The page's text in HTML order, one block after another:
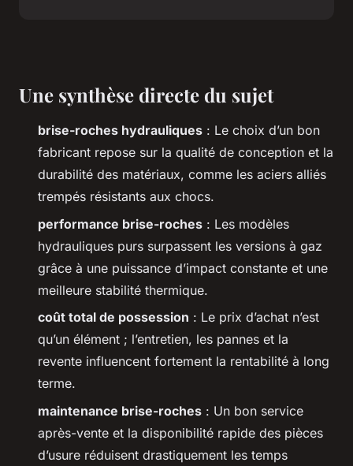
Une synthèse directe du sujet
brise-roches hydrauliques : Le choix d’un bon
fabricant repose sur la qualité de conception et la
durabilité des matériaux, comme les aciers alliés
trempés résistants aux chocs.
performance brise-roches : Les modèles
hydrauliques purs surpassent les versions à gaz
grâce à une puissance d’impact constante et une
meilleure stabilité thermique.
coût total de possession : Le prix d’achat n’est
qu’un élément ; l’entretien, les pannes et la
revente influencent fortement la rentabilité à long
terme.
maintenance brise-roches : Un bon service
après-vente et la disponibilité rapide des pièces
d’usure réduisent drastiquement les temps